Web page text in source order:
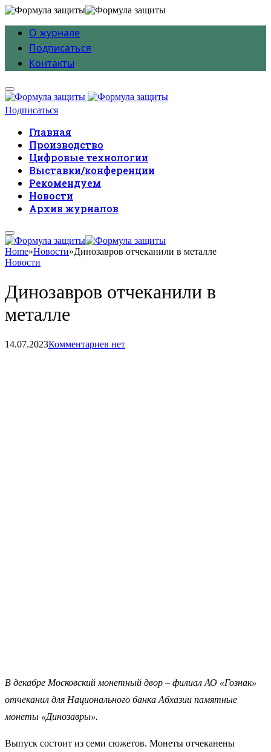
О журнале
Подписаться
Контакты
Подписаться
Главная
Производство
Цифровые технологии
Выставки/конференции
Рекомендуем
Новости
Архив журналов
Home»Новости»Динозавров отчеканили в металле
Новости
Динозавров отчеканили в
металле
14.07.2023Комментариев нет
В декабре Московский монетный двор – филиал АО «Гознак»
отчеканил для Национального банка Абхазии памятные
монеты «Динозавры».
Выпуск состоит из семи сюжетов. Монеты отчеканены